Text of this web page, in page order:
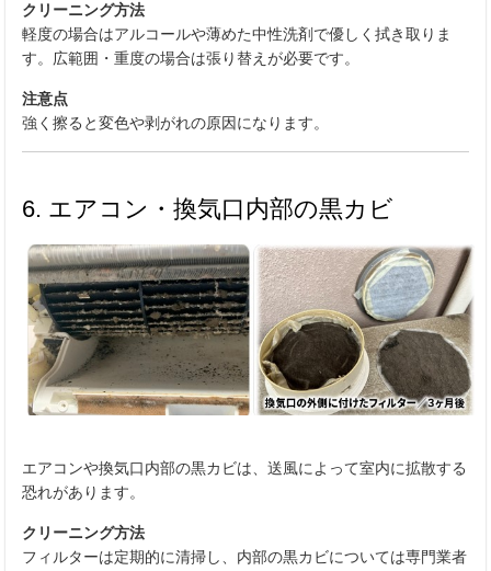
クリーニング方法
軽度の場合はアルコールや薄めた中性洗剤で優しく拭き取りま
す。広範囲・重度の場合は張り替えが必要です。
注意点
強く擦ると変色や剥がれの原因になります。
6. エアコン・換気口内部の黒カビ
エアコンや換気口内部の黒カビは、送風によって室内に拡散する
恐れがあります。
クリーニング方法
フィルターは定期的に清掃し、内部の黒カビについては専門業者